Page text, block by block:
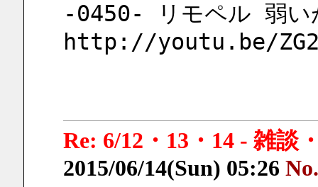
-0450- リモペル 弱い
http://youtu.be/
Re: 6/12・13・14 - 雑談
2015/06/14(Sun) 05:26